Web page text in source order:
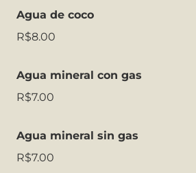
Agua de coco
R$8.00
Agua mineral con gas
R$7.00
Agua mineral sin gas
R$7.00